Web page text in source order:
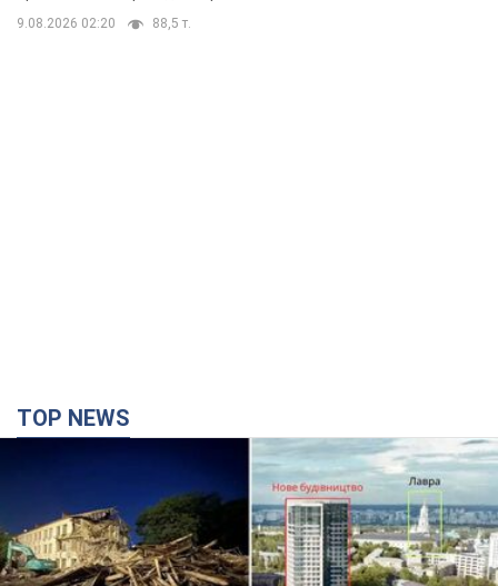
Киево-Печерскую лавру закроют 80-метровым
"монстром"? Почему киевские власти
отказались остановить строительство
небоскреба "московского верующего"
Какая реакция Кличко на петицию по отмене строительства